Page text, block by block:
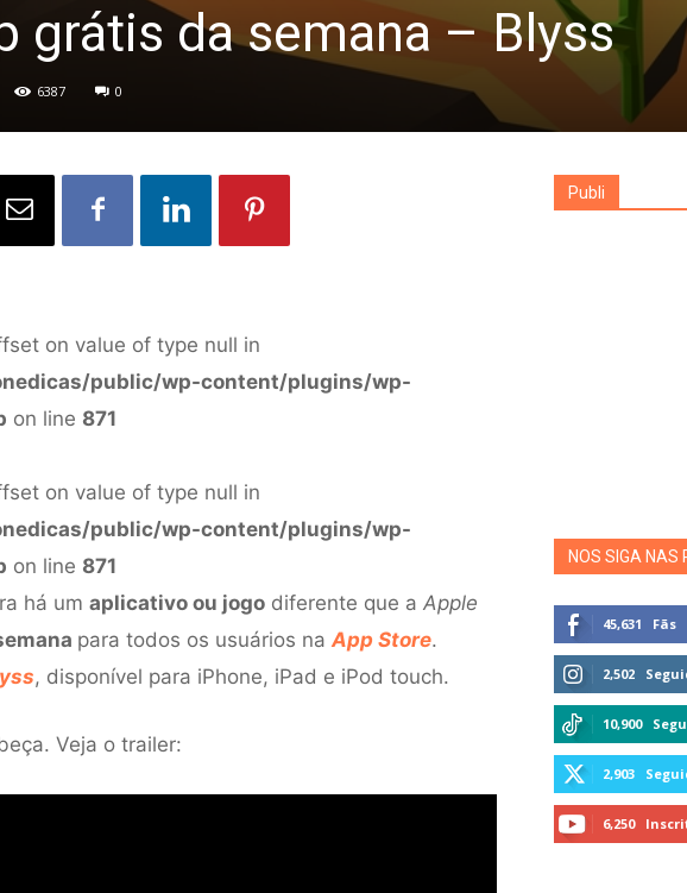
grátis da semana – Blyss
6387 0
on value of type null in
public/wp-content/plugins/wp-
on line 871
on value of type null in
public/wp-content/plugins/wp-
on line 871
há um aplicativo ou jogo diferente que a Apple
para todos os usuários na App Store.
, disponível para iPhone, iPad e iPod touch.
Veja o trailer:
Publi
NOS SIGA NAS
45,631 Fãs
2,502
10,900
2,903
6,250